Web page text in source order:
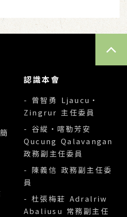
認識本會
- 曾智勇 Ljaucu‧
Zingrur 主任委員
- 谷縱‧喀勒芳安
Qucung Qalavangan
政務副主任委員
- 陳義信 政務副主任委
員
- 杜張梅莊 Adralriw
Abaliusu 常務副主任